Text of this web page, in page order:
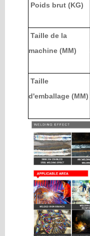
Poids brut (KG)
Taille de la
machine (MM)
Taille
d'emballage (MM)